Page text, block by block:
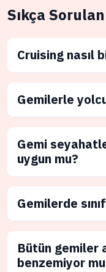
Sıkça
Cruising nasıl
Gemilerle
Gemi
uygun mu?
Gemilerde
Bütün gemiler
benzemiyor